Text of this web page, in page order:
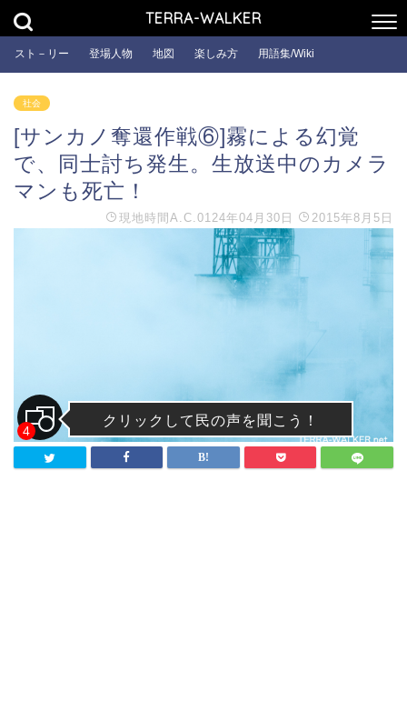
TERRA-WALKER
スト－リー 登場人物 地図 楽しみ方 用語集/Wiki
社会
[サンカノ奪還作戦⑥]霧による幻覚
で、同士討ち発生。生放送中のカメラ
マンも死亡！
現地時間 A.C.0124年04月30日 2015年8月5日
4
クリックして民の声を聞こう！